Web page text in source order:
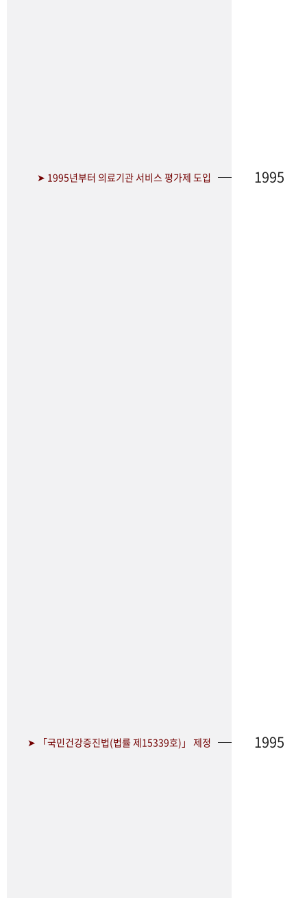
➤ 1995년부터 의료기관 서비스 평가제 도입 1995
➤ 「국민건강증진법(법률 제15339호)」 제정 1995